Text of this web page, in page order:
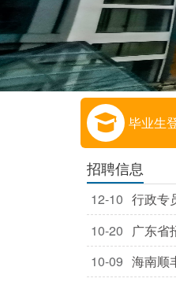
毕业生
招聘信息
12-10 行政专
10-20
广东省
10-09 海南顺